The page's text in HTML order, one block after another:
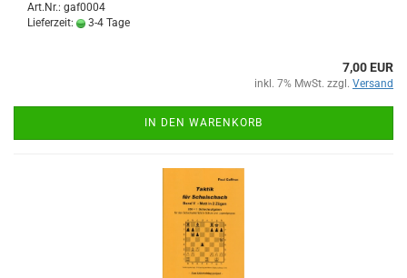
Art.Nr.: gaf0004
Lieferzeit:
3-4 Tage
7,00 EUR
inkl. 7% MwSt. zzgl. Versand
IN DEN WARENKORB